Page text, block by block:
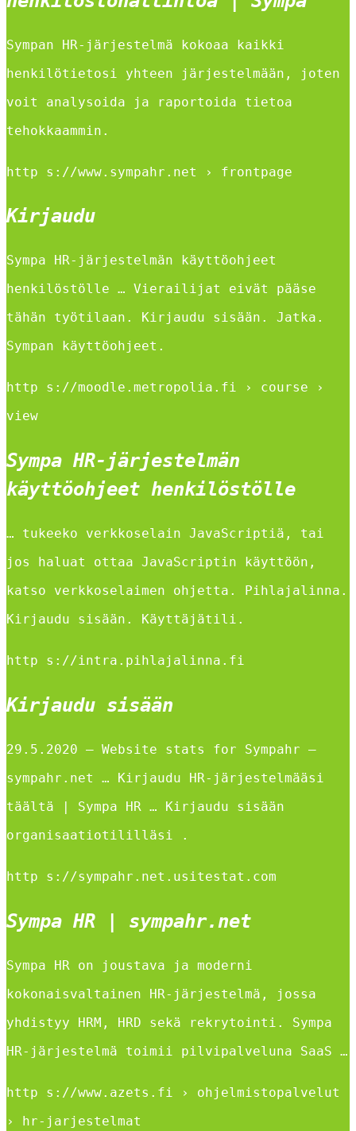
Sympan HR-järjestelmä kokoaa kaikki
henkilötietosi yhteen järjestelmään, joten
voit analysoida ja raportoida tietoa
tehokkaammin.
http s://www.sympahr.net › frontpage
Kirjaudu
Sympa HR-järjestelmän käyttöohjeet
henkilöstölle … Vierailijat eivät pääse
tähän työtilaan. Kirjaudu sisään. Jatka.
Sympan käyttöohjeet.
http s://moodle.metropolia.fi › course ›
view
Sympa HR-järjestelmän
käyttöohjeet henkilöstölle
… tukeeko verkkoselain JavaScriptiä, tai
jos haluat ottaa JavaScriptin käyttöön,
katso verkkoselaimen ohjetta. Pihlajalinna.
Kirjaudu sisään. Käyttäjätili.
http s://intra.pihlajalinna.fi
Kirjaudu sisään
29.5.2020 — Website stats for Sympahr –
sympahr.net … Kirjaudu HR-järjestelmääsi
täältä | Sympa HR … Kirjaudu sisään
organisaatiotililläsi .
http s://sympahr.net.usitestat.com
Sympa HR | sympahr.net
Sympa HR on joustava ja moderni
kokonaisvaltainen HR-järjestelmä, jossa
yhdistyy HRM, HRD sekä rekrytointi. Sympa
HR-järjestelmä toimii pilvipalveluna SaaS …
http s://www.azets.fi › ohjelmistopalvelut
› hr-jarjestelmat